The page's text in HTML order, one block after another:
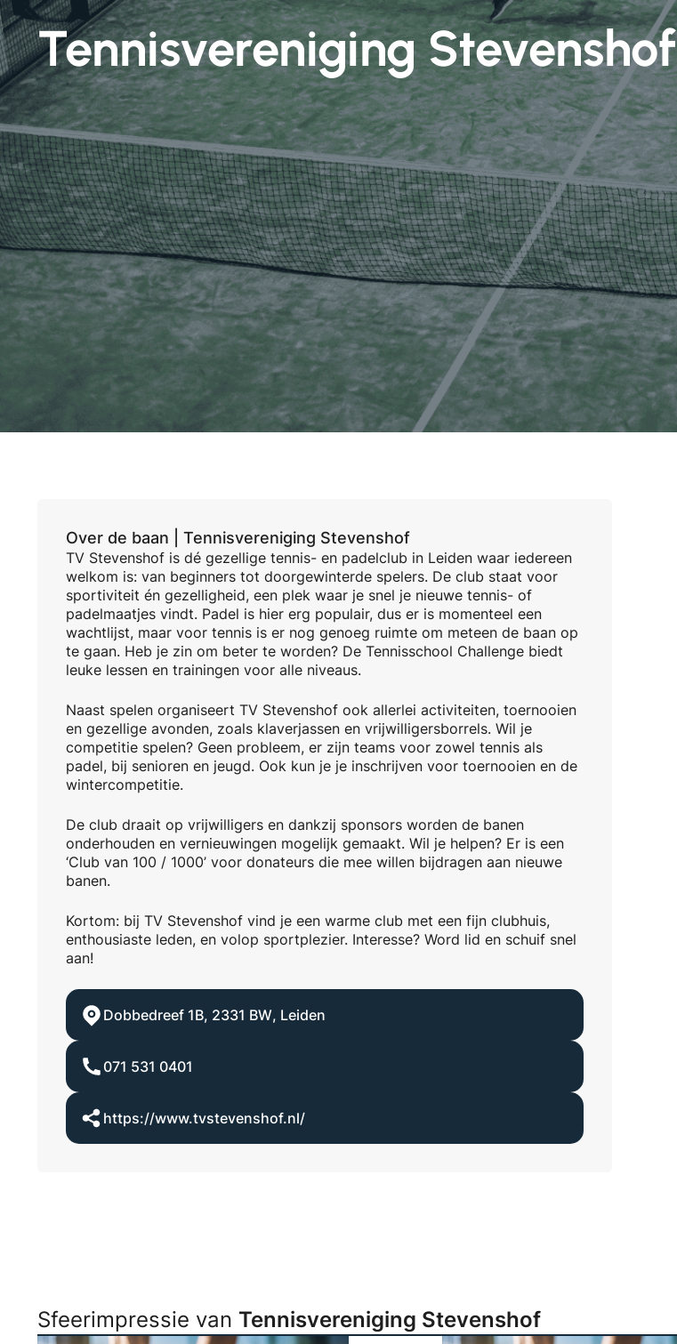
Tennisvereniging Stevenshof
Over de baan | Tennisvereniging Stevenshof
TV Stevenshof is dé gezellige tennis- en padelclub in Leiden waar iedereen
welkom is: van beginners tot doorgewinterde spelers. De club staat voor
sportiviteit én gezelligheid, een plek waar je snel je nieuwe tennis- of
padelmaatjes vindt. Padel is hier erg populair, dus er is momenteel een
wachtlijst, maar voor tennis is er nog genoeg ruimte om meteen de baan op
te gaan. Heb je zin om beter te worden? De Tennisschool Challenge biedt
leuke lessen en trainingen voor alle niveaus.
Naast spelen organiseert TV Stevenshof ook allerlei activiteiten, toernooien
en gezellige avonden, zoals klaverjassen en vrijwilligersborrels. Wil je
competitie spelen? Geen probleem, er zijn teams voor zowel tennis als
padel, bij senioren en jeugd. Ook kun je je inschrijven voor toernooien en de
wintercompetitie.
De club draait op vrijwilligers en dankzij sponsors worden de banen
onderhouden en vernieuwingen mogelijk gemaakt. Wil je helpen? Er is een
‘Club van 100 / 1000’ voor donateurs die mee willen bijdragen aan nieuwe
banen.
Kortom: bij TV Stevenshof vind je een warme club met een fijn clubhuis,
enthousiaste leden, en volop sportplezier. Interesse? Word lid en schuif snel
aan!
Dobbedreef 1B, 2331 BW, Leiden
071 531 0401
https://www.tvstevenshof.nl/
Sfeerimpressie van Tennisvereniging Stevenshof